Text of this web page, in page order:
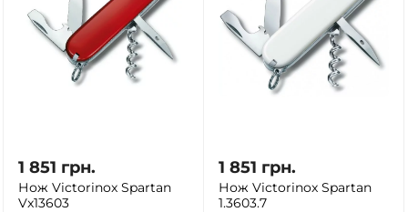
1 851 грн.
Нож Victorinox Spartan
Vx13603
1 851 грн.
Нож Victorinox Spartan
1.3603.7